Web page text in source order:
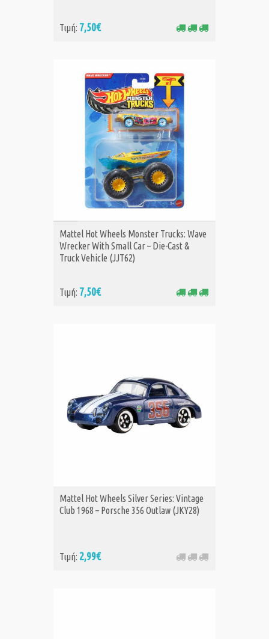
Τιμή: 7,50€
ΑΓΟΡΑ
Mattel Hot Wheels Monster Trucks: Wave
Wrecker With Small Car – Die-Cast &
Truck Vehicle (JJT62)
Τιμή: 7,50€
Mattel Hot Wheels Silver Series: Vintage
Club 1968 – Porsche 356 Outlaw (JKY28)
Τιμή: 2,99€